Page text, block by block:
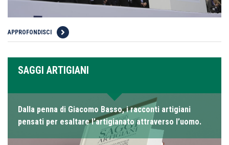
APPROFONDISCI
SAGGI ARTIGIANI
Dalla penna di Giacomo Basso, i racconti artigiani
pensati per esaltare l’artigianato attraverso l’uomo.